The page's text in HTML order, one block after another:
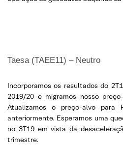
Taesa (TAEE11) – Neutro
Incorporamos os resultados do
2019/20 e migramos nosso
Atualizamos o preço-alvo para
anteriormente. Esperamos uma
no 3T19 em vista da
trimestre.